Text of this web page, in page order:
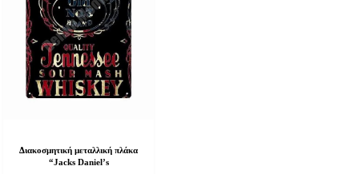
Διακοσμητική μεταλλική πλάκα
“Jacks Daniel’s